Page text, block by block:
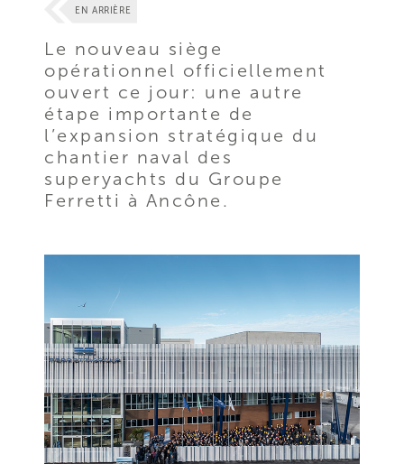
EN ARRIÈRE
Le nouveau siège
opérationnel officiellement
ouvert ce jour: une autre
étape importante de
l’expansion stratégique du
chantier naval des
superyachts du Groupe
Ferretti à Ancône.